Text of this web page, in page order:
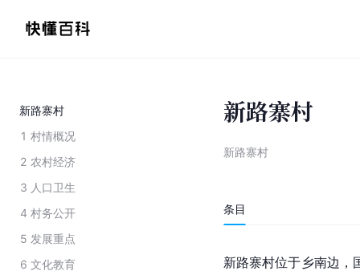
新路寨村
1 村情概况
2 农村经济
3 人口卫生
4 村务公开
5 发展重点
6 文化教育
新路寨村
新路寨村
条目
新路寨村位于乡南边，